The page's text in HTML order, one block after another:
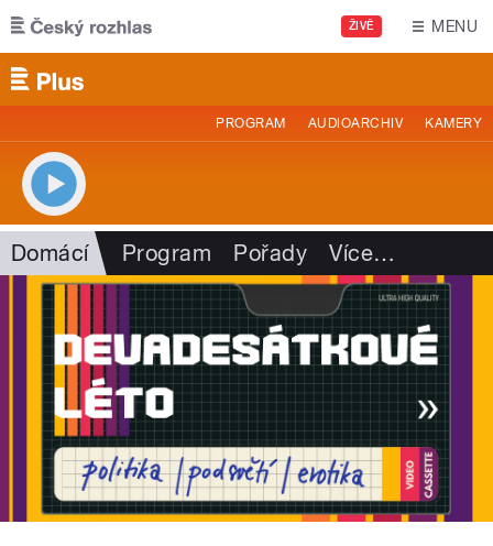
Přejít k hlavnímu obsahu
ŽIVĚ MENU
PROGRAM AUDIOARCHIV KAMERY
Domácí Program Pořady Více…